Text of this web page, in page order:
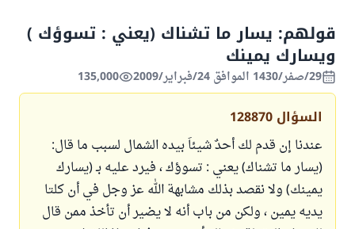
قولهم: يسار ما تشناك (يعني : تسوؤك )
ويسارك يمينك
29/صفر/1430 الموافق 24/فبراير/2009 135,000
السؤال 128870
عندنا إن قدم لك أحدٌ شيئاَ بيده الشمال لسبب ما قال:
(يسار ما تشناك) يعني : تسوؤك ، فيرد عليه بـ (يسارك
يمينك) ولا نقصد بذلك مشابهة الله عز وجل في أن كلتا
يديه يمين ، ولكن من باب أنه لا يضير أن تأخذ ممن قال